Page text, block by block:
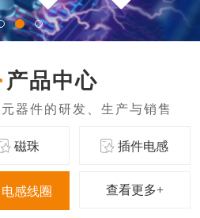
产品中心
磁珠 插件电感
电感线圈 查看更多+